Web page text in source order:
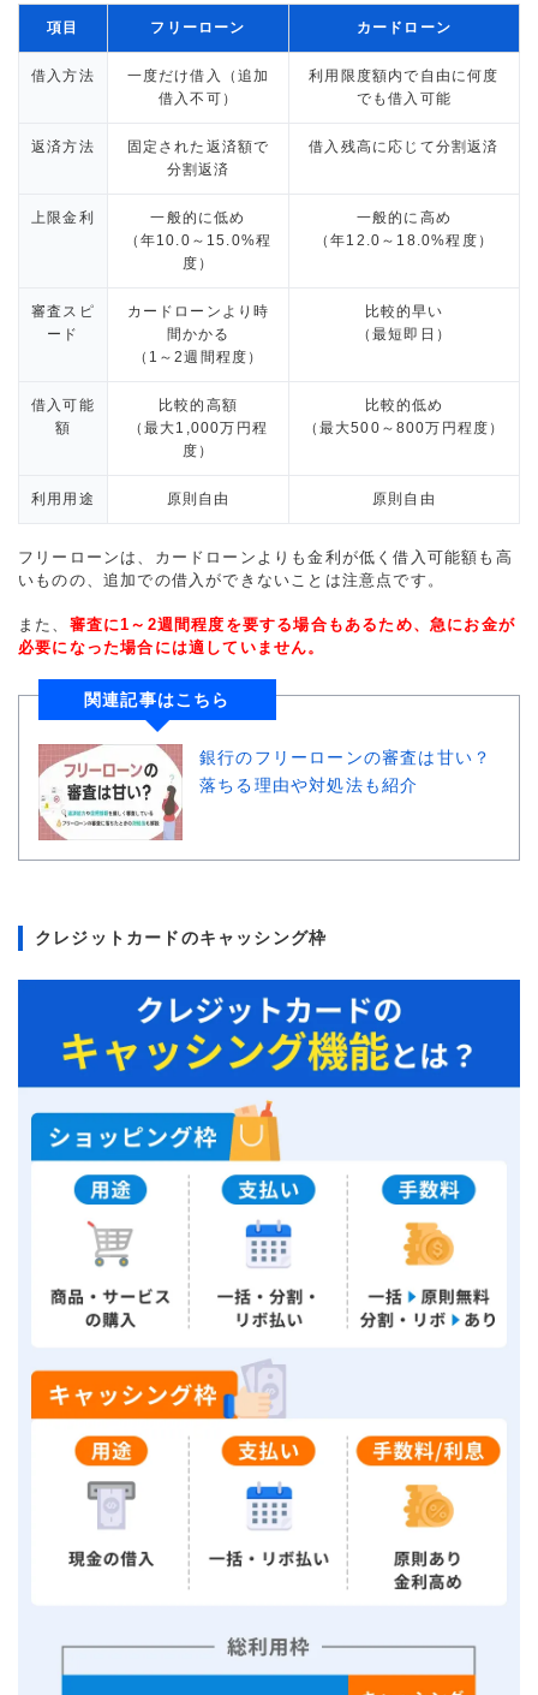
項目 フリーローン カードローン
借入方法
一度だけ借入（追加
借入不可）
利用限度額内で自由に何度
でも借入可能
返済方法
固定された返済額で
分割返済
借入残高に応じて分割返済
上限金利
一般的に低め
（年10.0～15.0%程
度）
一般的に高め
（年12.0～18.0%程度）
審査スピ
ード
カードローンより時
間かかる
（1～2週間程度）
比較的早い
（最短即日）
借入可能
額
比較的高額
（最大1,000万円程
度）
比較的低め
（最大500～800万円程度）
利用用途 原則自由 原則自由
フリーローンは、カードローンよりも金利が低く借入可能額も高
いものの、追加での借入ができないことは注意点です。
また、 審査に1～2週間程度を要する場合もあるため、急にお金が
必要になった場合には適していません。
関連記事はこちら
銀行のフリーローンの審査は甘い？
落ちる理由や対処法も紹介
クレジットカードのキャッシング枠